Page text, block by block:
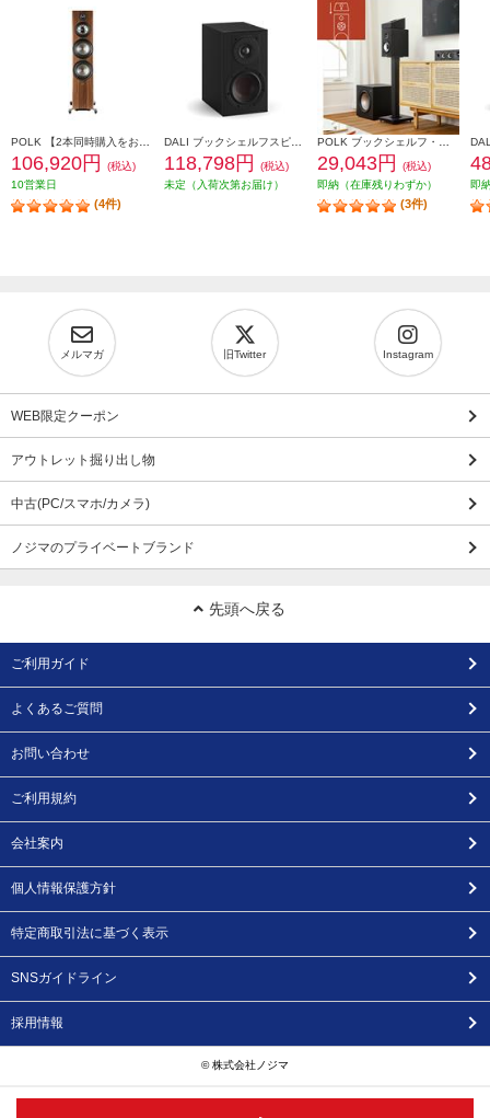
106,920円
(税込)
10営業日
(4件)
118,798円
(税込)
未定（入荷次第お届け）
29,043円
(税込)
即納（在庫残りわずか）
(3件)
即
メルマガ 旧Twitter Instagram
WEB限定クーポン
アウトレット掘り出し物
中古(PC/スマホ/カメラ)
ノジマのプライベートブランド
先頭へ戻る
ご利用ガイド
よくあるご質問
お問い合わせ
ご利用規約
会社案内
個人情報保護方針
特定商取引法に基づく表示
SNSガイドライン
採用情報
© 株式会社ノジマ